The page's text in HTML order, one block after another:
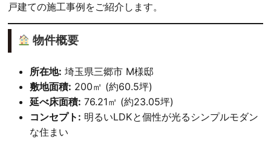
戸建ての施工事例をご紹介します。
物件概要
所在地: 埼玉県三郷市 M様邸
敷地面積: 200㎡ (約60.5坪)
延べ床面積: 76.21㎡ (約23.05坪)
コンセプト: 明るいLDKと個性が光るシンプルモダン
な住まい